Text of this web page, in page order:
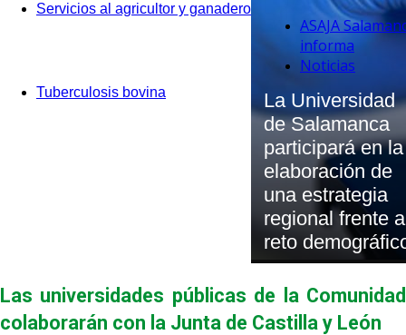
Servicios al agricultor y ganadero
Tuberculosis bovina
ASAJA
informa
Noticias
La Universidad
de Salamanca
participará en la
elaboración de
una estrategia
regional frente
reto
Las universidades públicas de la Comunidad
colaborarán con la Junta de Castilla y León